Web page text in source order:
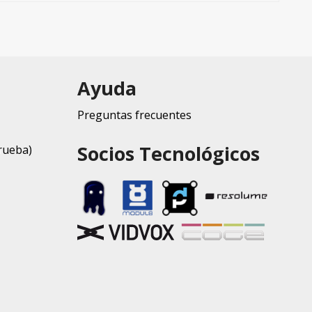
Ayuda
Preguntas frecuentes
Socios Tecnológicos